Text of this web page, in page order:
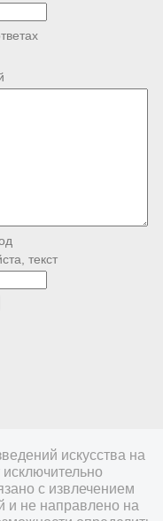
текст
искусства на
с извлечением
и не направлено на